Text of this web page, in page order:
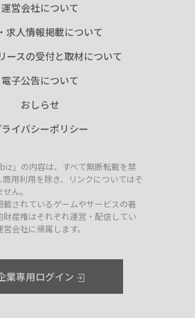
運営会社について
求人情報掲載について
ースの受付と取材について
電子公告について
おしらせ
イバシーポリシー
」の内容は、すべて無断転載を禁
商用利用を除き、リンクについてはそ
ん。
載されているゲームやサービスの著
財産権はそれぞれ運営・配信してい
会社に帰属します。
業専用ログイン